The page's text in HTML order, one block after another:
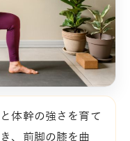
体幹の強さを育て
、前脚の膝を曲